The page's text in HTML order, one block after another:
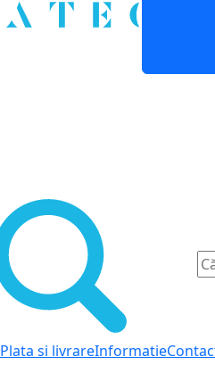
Plata si livrareInformatie